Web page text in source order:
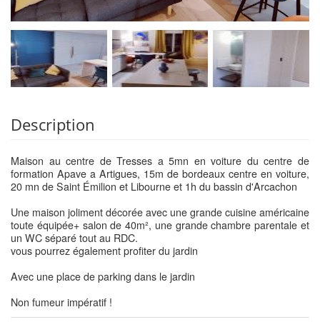
Description
Maison au centre de Tresses a 5mn en voiture du centre de
formation Apave a Artigues, 15m de bordeaux centre en voiture,
20 mn de Saint Émilion et Libourne et 1h du bassin d'Arcachon
Une maison joliment décorée avec une grande cuisine américaine
toute équipée+ salon de 40m², une grande chambre parentale et
un WC séparé tout au RDC.
vous pourrez également profiter du jardin
Avec une place de parking dans le jardin
Non fumeur impératif !